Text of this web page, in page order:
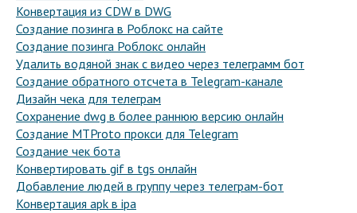
Конвертация из CDW в DWG
Создание позинга в Роблокс на сайте
Создание позинга Роблокс онлайн
Удалить водяной знак с видео через телеграмм бот
Создание обратного отсчета в Telegram-канале
Дизайн чека для телеграм
Сохранение dwg в более раннюю версию онлайн
Создание MTProto прокси для Telegram
Создание чек бота
Конвертировать gif в tgs онлайн
Добавление людей в группу через телеграм-бот
Конвертация apk в ipa